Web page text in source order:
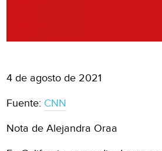
4 de agosto de 2021
Fuente: CNN
Nota de Alejandra Oraa